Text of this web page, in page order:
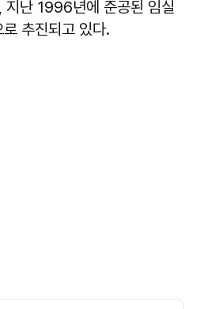
지난 1996년에 준공된 임실
추진되고 있다.